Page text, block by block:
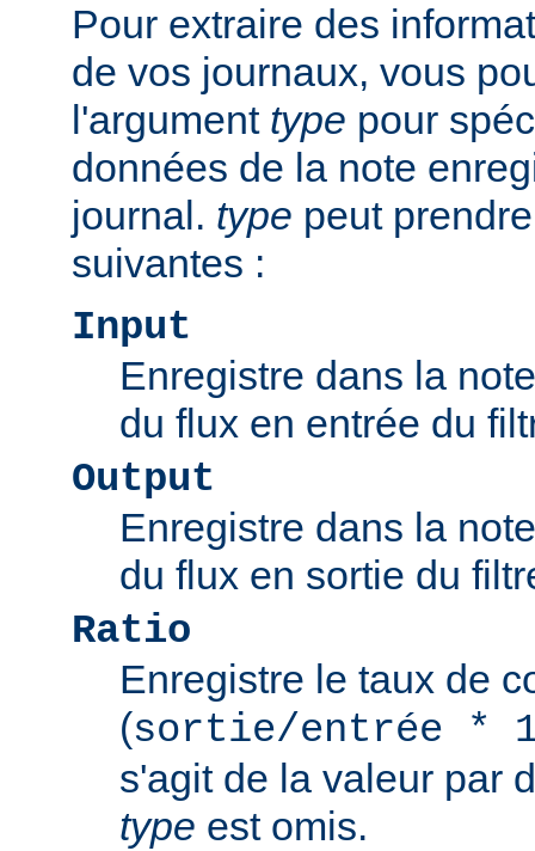
Pour extraire des
de vos journaux, vous
l'argument type pour
données de la note
journal. type peut
suivantes :
Input
Enregistre dans la
du flux en entrée du
Output
Enregistre dans la
du flux en sortie du
Ratio
Enregistre le taux de
(sortie/entrée *
s'agit de la valeur par
type est omis.